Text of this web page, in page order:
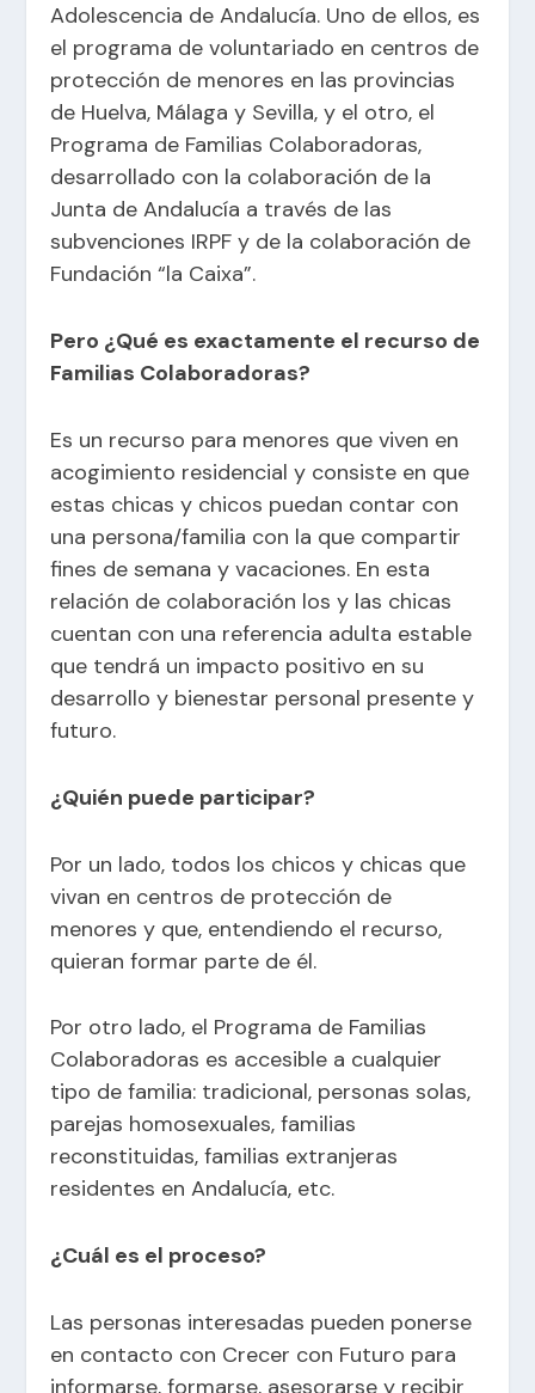
Adolescencia de Andalucía. Uno de ellos, es
el programa de voluntariado en centros de
protección de menores en las provincias
de Huelva, Málaga y Sevilla, y el otro, el
Programa de Familias Colaboradoras,
desarrollado con la colaboración de la
Junta de Andalucía a través de las
subvenciones IRPF y de la colaboración de
Fundación “la Caixa”.
Pero ¿Qué es exactamente el recurso de
Familias Colaboradoras?
Es un recurso para menores que viven en
acogimiento residencial y consiste en que
estas chicas y chicos puedan contar con
una persona/familia con la que compartir
fines de semana y vacaciones. En esta
relación de colaboración los y las chicas
cuentan con una referencia adulta estable
que tendrá un impacto positivo en su
desarrollo y bienestar personal presente y
futuro.
¿Quién puede participar?
Por un lado, todos los chicos y chicas que
vivan en centros de protección de
menores y que, entendiendo el recurso,
quieran formar parte de él.
Por otro lado, el Programa de Familias
Colaboradoras es accesible a cualquier
tipo de familia: tradicional, personas solas,
parejas homosexuales, familias
reconstituidas, familias extranjeras
residentes en Andalucía, etc.
¿Cuál es el proceso?
Las personas interesadas pueden ponerse
en contacto con Crecer con Futuro para
informarse, formarse, asesorarse y recibir